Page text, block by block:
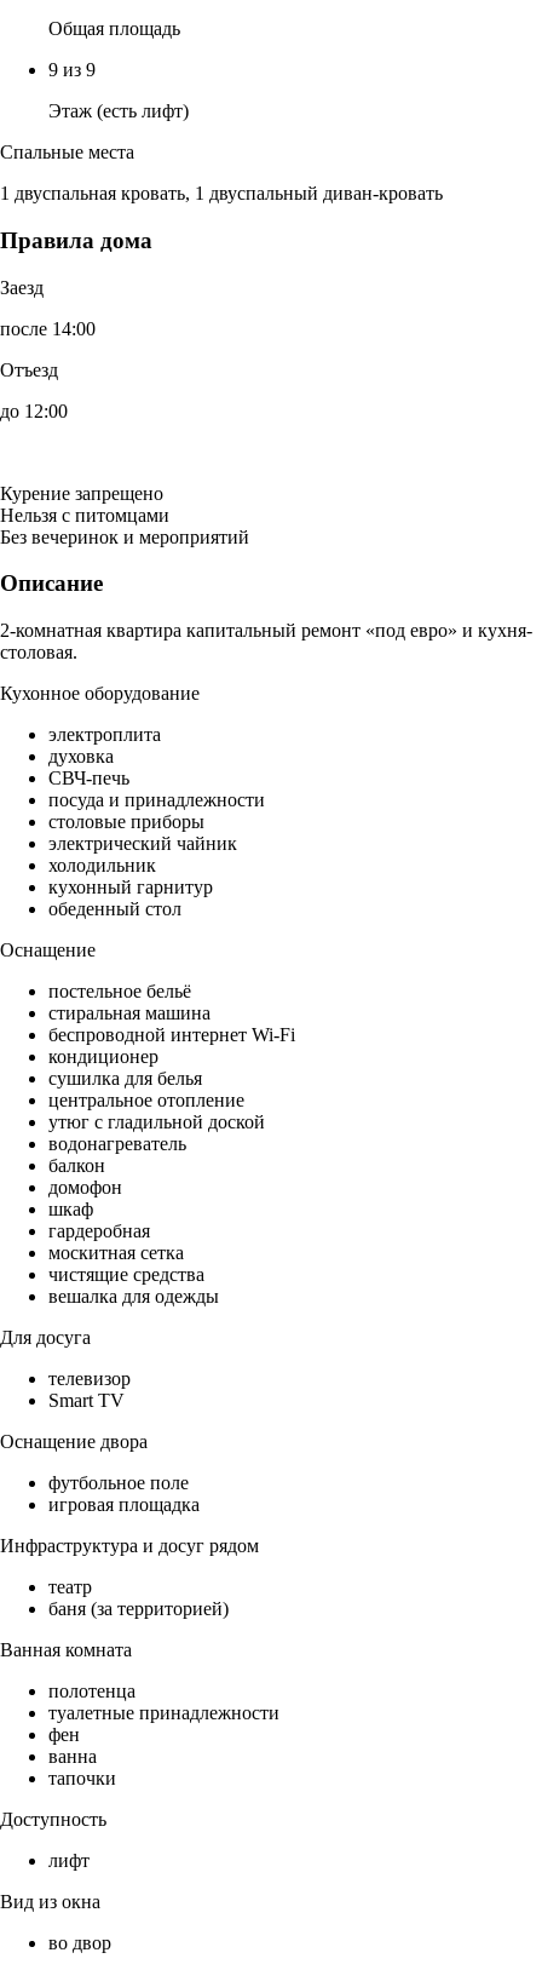
Общая площадь
9 из 9
Этаж (есть лифт)
Спальные места
1 двуспальная кровать, 1 двуспальный диван-кровать
Правила дома
Заезд
после 14:00
Отъезд
до 12:00
Курение запрещено
Нельзя с питомцами
Без вечеринок и мероприятий
Описание
2-комнатная квартира капитальный ремонт «под евро» и кухня-
столовая.
Кухонное оборудование
электроплита
духовка
СВЧ-печь
посуда и принадлежности
столовые приборы
электрический чайник
холодильник
кухонный гарнитур
обеденный стол
Оснащение
постельное бельё
стиральная машина
беспроводной интернет Wi-Fi
кондиционер
сушилка для белья
центральное отопление
утюг с гладильной доской
водонагреватель
балкон
домофон
шкаф
гардеробная
москитная сетка
чистящие средства
вешалка для одежды
Для досуга
телевизор
Smart TV
Оснащение двора
футбольное поле
игровая площадка
Инфраструктура и досуг рядом
театр
баня (за территорией)
Ванная комната
полотенца
туалетные принадлежности
фен
ванна
тапочки
Доступность
лифт
Вид из окна
во двор